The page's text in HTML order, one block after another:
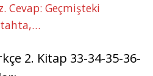
Cevap: Geçmişteki
tahta,…
2. Kitap 33-34-35-36-